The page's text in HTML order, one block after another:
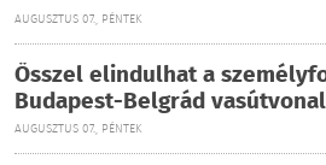
AUGUSZTUS 07., PÉNTEK
Ősszel elindulhat a
Budapest-Belgrád
AUGUSZTUS 07., PÉNTEK